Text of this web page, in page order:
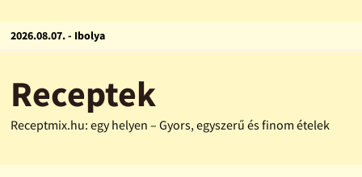
2026.08.07. - Ibolya
Receptek
Receptmix.hu: egy helyen – Gyors, egyszerű és finom ételek